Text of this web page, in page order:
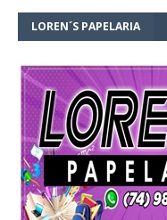
LOREN´S PAPELARIA